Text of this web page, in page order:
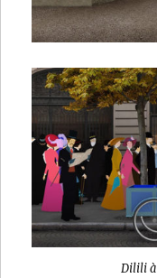
Dilili à